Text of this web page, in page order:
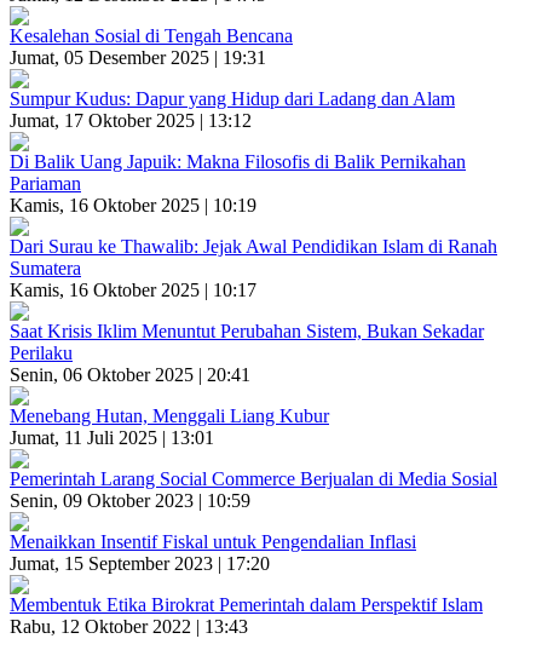
Kesalehan Sosial di Tengah Bencana
Jumat, 05 Desember 2025 | 19:31
Sumpur Kudus: Dapur yang Hidup dari Ladang dan Alam
Jumat, 17 Oktober 2025 | 13:12
Di Balik Uang Japuik: Makna Filosofis di Balik Pernikahan
Pariaman
Kamis, 16 Oktober 2025 | 10:19
Dari Surau ke Thawalib: Jejak Awal Pendidikan Islam di Ranah
Sumatera
Kamis, 16 Oktober 2025 | 10:17
Saat Krisis Iklim Menuntut Perubahan Sistem, Bukan Sekadar
Perilaku
Senin, 06 Oktober 2025 | 20:41
Menebang Hutan, Menggali Liang Kubur
Jumat, 11 Juli 2025 | 13:01
Pemerintah Larang Social Commerce Berjualan di Media Sosial
Senin, 09 Oktober 2023 | 10:59
Menaikkan Insentif Fiskal untuk Pengendalian Inflasi
Jumat, 15 September 2023 | 17:20
Membentuk Etika Birokrat Pemerintah dalam Perspektif Islam
Rabu, 12 Oktober 2022 | 13:43